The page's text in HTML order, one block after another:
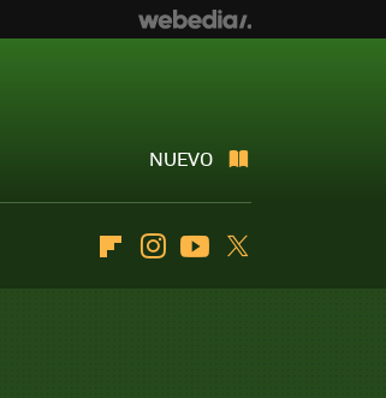
NUEVO
FlipboardInstagramYoutube